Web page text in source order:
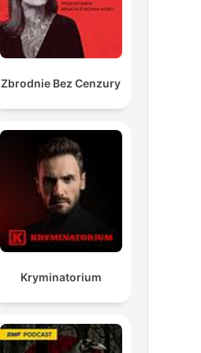
Zbrodnie Bez Cenzury
Kryminatorium